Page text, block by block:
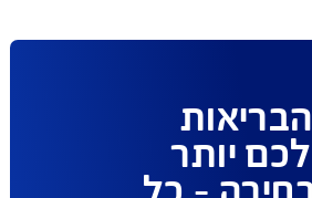
ללא מגבלה של רשימת הסדר